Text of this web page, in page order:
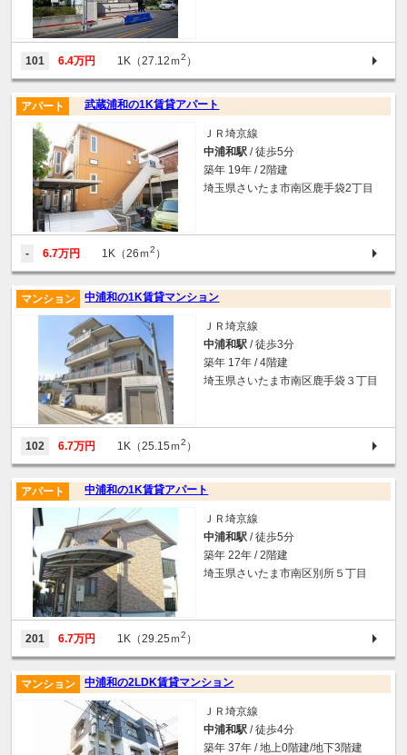
101 6.4万円 1K（27.12ｍ2 ）
武蔵浦和の1K賃貸アパート
アパート
ＪＲ埼京線
中浦和駅 / 徒歩5分
築年 19年 / 2階建
埼玉県さいたま市南区鹿手袋2丁目
- 6.7万円 1K（26ｍ2 ）
中浦和の1K賃貸マンション
マンション
ＪＲ埼京線
中浦和駅 / 徒歩3分
築年 17年 / 4階建
埼玉県さいたま市南区鹿手袋３丁目
102 6.7万円 1K（25.15ｍ2 ）
中浦和の1K賃貸アパート
アパート
ＪＲ埼京線
中浦和駅 / 徒歩5分
築年 22年 / 2階建
埼玉県さいたま市南区別所５丁目
201 6.7万円 1K（29.25ｍ2 ）
中浦和の2LDK賃貸マンション
マンション
ＪＲ埼京線
中浦和駅 / 徒歩4分
築年 37年 / 地上0階建/地下3階建